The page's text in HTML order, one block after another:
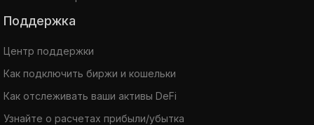
Поддержка
Центр поддержки
Как подключить биржи и кошельки
Как отслеживать ваши активы DeFi
Узнайте о расчетах прибыли/убытка